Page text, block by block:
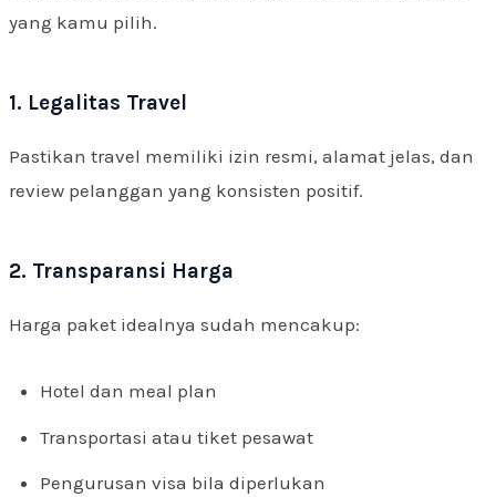
yang kamu pilih.
1. Legalitas Travel
Pastikan travel memiliki izin resmi, alamat jelas, dan
review pelanggan yang konsisten positif.
2. Transparansi Harga
Harga paket idealnya sudah mencakup:
Hotel dan meal plan
Transportasi atau tiket pesawat
Pengurusan visa bila diperlukan